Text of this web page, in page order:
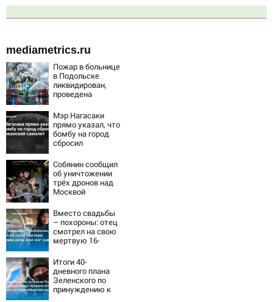
mediametrics.ru
Пожар в больнице
в Подольске
ликвидирован,
проведена
Мэр Нагасаки
прямо указал, что
бомбу на город
сбросил
самолет
Собянин сообщил
об уничтожении
трёх дронов над
Москвой
Вместо свадьбы
– похороны: отец
смотрел на свою
мертвую 16-
мог сдержать
слезы
Итоги 40-
дневного плана
Зеленского по
принуждению к